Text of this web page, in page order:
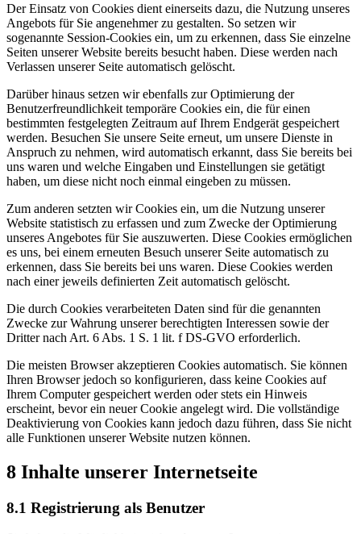
Der Einsatz von Cookies dient einerseits dazu, die Nutzung unseres
Angebots für Sie angenehmer zu gestalten. So setzen wir
sogenannte Session-Cookies ein, um zu erkennen, dass Sie einzelne
Seiten unserer Website bereits besucht haben. Diese werden nach
Verlassen unserer Seite automatisch gelöscht.
Darüber hinaus setzen wir ebenfalls zur Optimierung der
Benutzerfreundlichkeit temporäre Cookies ein, die für einen
bestimmten festgelegten Zeitraum auf Ihrem Endgerät gespeichert
werden. Besuchen Sie unsere Seite erneut, um unsere Dienste in
Anspruch zu nehmen, wird automatisch erkannt, dass Sie bereits bei
uns waren und welche Eingaben und Einstellungen sie getätigt
haben, um diese nicht noch einmal eingeben zu müssen.
Zum anderen setzten wir Cookies ein, um die Nutzung unserer
Website statistisch zu erfassen und zum Zwecke der Optimierung
unseres Angebotes für Sie auszuwerten. Diese Cookies ermöglichen
es uns, bei einem erneuten Besuch unserer Seite automatisch zu
erkennen, dass Sie bereits bei uns waren. Diese Cookies werden
nach einer jeweils definierten Zeit automatisch gelöscht.
Die durch Cookies verarbeiteten Daten sind für die genannten
Zwecke zur Wahrung unserer berechtigten Interessen sowie der
Dritter nach Art. 6 Abs. 1 S. 1 lit. f DS-GVO erforderlich.
Die meisten Browser akzeptieren Cookies automatisch. Sie können
Ihren Browser jedoch so konfigurieren, dass keine Cookies auf
Ihrem Computer gespeichert werden oder stets ein Hinweis
erscheint, bevor ein neuer Cookie angelegt wird. Die vollständige
Deaktivierung von Cookies kann jedoch dazu führen, dass Sie nicht
alle Funktionen unserer Website nutzen können.
8 Inhalte unserer Internetseite
8.1 Registrierung als Benutzer